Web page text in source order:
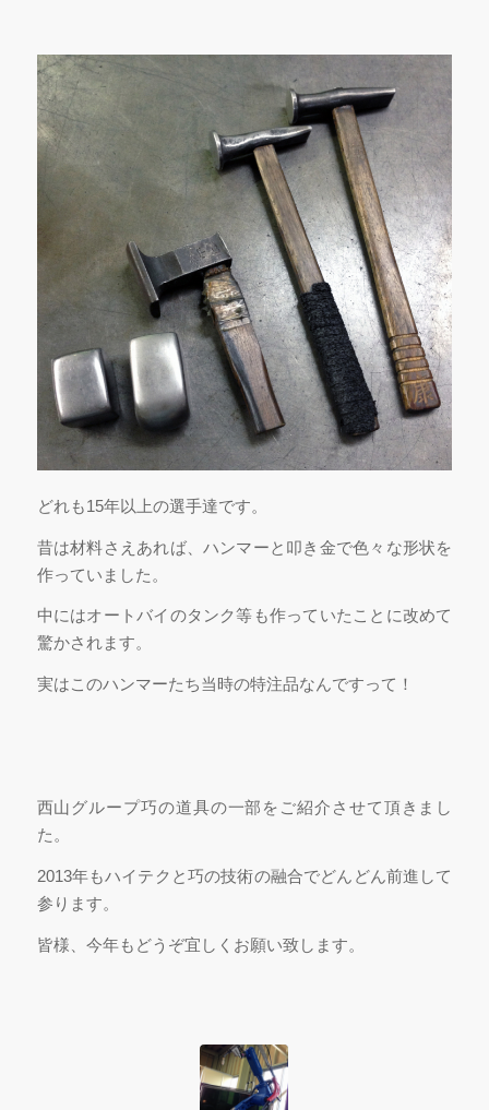
どれも15年以上の選手達です。
昔は材料さえあれば、ハンマーと叩き金で色々な形状を
作っていました。
中にはオートバイのタンク等も作っていたことに改めて
驚かされます。
実はこのハンマーたち当時の特注品なんですって！
西山グループ巧の道具の一部をご紹介させて頂きまし
た。
2013年もハイテクと巧の技術の融合でどんどん前進して
参ります。
皆様、今年もどうぞ宜しくお願い致します。